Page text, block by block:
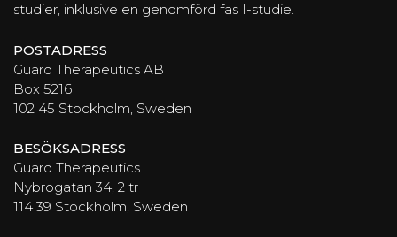
studier, inklusive en genomförd fas I-studie.
POSTADRESS
Guard Therapeutics AB
Box 5216
102 45 Stockholm, Sweden
BESÖKSADRESS
Guard Therapeutics
Nybrogatan 34, 2 tr
114 39 Stockholm, Sweden